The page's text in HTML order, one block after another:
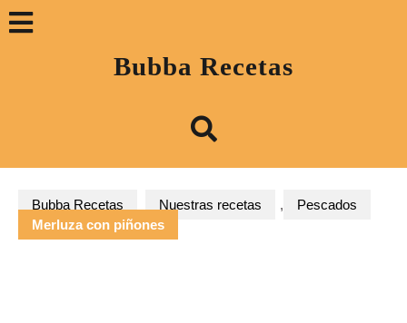
Saltar
«Abrir»Bubba Recetas
Bubba Recetas Nuestras recetas ,
Pescados
Merluza con piñones